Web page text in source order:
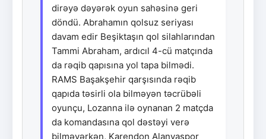
dirəyə dəyərək oyun sahəsinə geri
döndü. Abrahamın qolsuz seriyası
davam edir Beşiktaşın qol silahlarından
Tammi Abraham, ardıcıl 4-cü matçında
da rəqib qapısına yol tapa bilmədi.
RAMS Başakşehir qarşısında rəqib
qapıda təsirli ola bilməyən təcrübəli
oyunçu, Lozanna ilə oynanan 2 matçda
da komandasına qol dəstəyi verə
bilməyərkən, Karendon Alanyaspor